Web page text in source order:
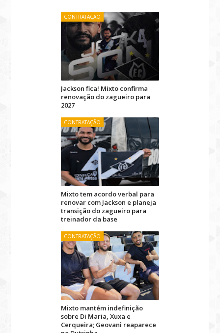
CONTRATAÇÃO
Jackson fica! Mixto confirma
renovação do zagueiro para
2027
CONTRATAÇÃO
Mixto tem acordo verbal para
renovar com Jackson e planeja
transição do zagueiro para
treinador da base
CONTRATAÇÃO
Mixto mantém indefinição
sobre Di Maria, Xuxa e
Cerqueira; Geovani reaparece